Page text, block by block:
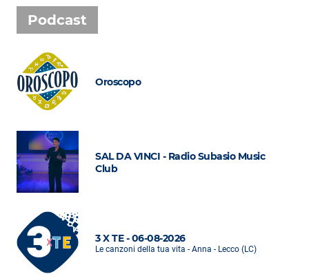
Podcast
Oroscopo
SAL DA VINCI - Radio Subasio Music
Club
3 X TE - 06-08-2026
Le canzoni della tua vita - Anna - Lecco (LC)